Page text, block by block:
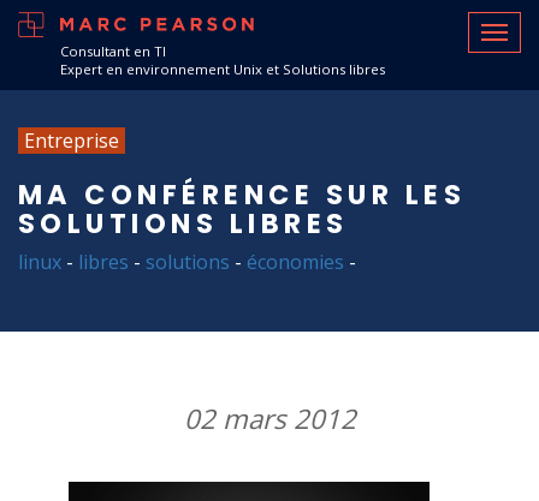
Consultant en TI
Expert en environnement Unix et Solutions libres
Entreprise
MA CONFÉRENCE SUR LES
SOLUTIONS LIBRES
linux - libres - solutions - économies -
02 mars 2012